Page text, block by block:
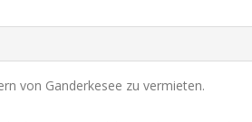
von Ganderkesee zu vermieten.